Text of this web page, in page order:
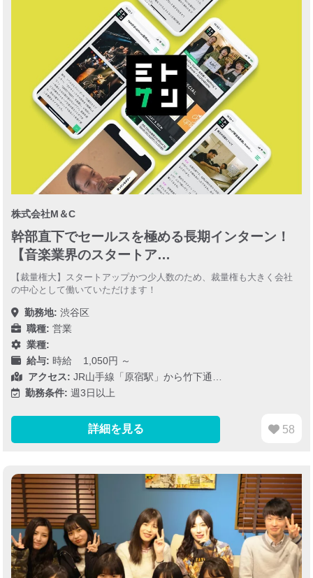
株式会社M＆C
幹部直下でセールスを極める長期インターン！
【音楽業界のスタートア…
【裁量権大】スタートアップかつ少人数のため、裁量権も大きく会社
の中心として働いていただけます！
勤務地: 渋谷区
職種: 営業
業種:
給与: 時給 1,050円 ～
アクセス: JR山手線「原宿駅」から竹下通…
勤務条件: 週3日以上
詳細を見る 58